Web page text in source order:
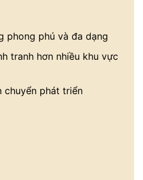
phong phú và đa dạng
tranh hơn nhiều khu vực
chuyển phát triển